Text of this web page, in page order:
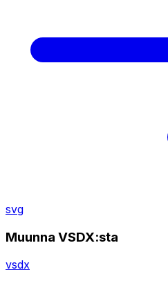
svg
Muunna VSDX:sta
vsdx